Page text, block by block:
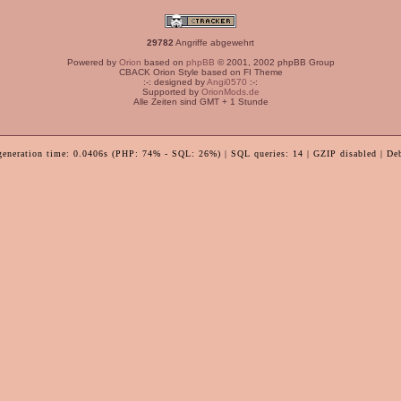
29782 Angriffe abgewehrt
Powered by Orion based on phpBB © 2001, 2002 phpBB Group
CBACK Orion Style based on FI Theme
:-: designed byAngi0570 :-:
Supported by OrionMods.de
Alle Zeiten sind GMT + 1 Stunde
time: 0.0406s (PHP: 74% - SQL: 26%) | SQL queries: 14 | GZIP disabled |